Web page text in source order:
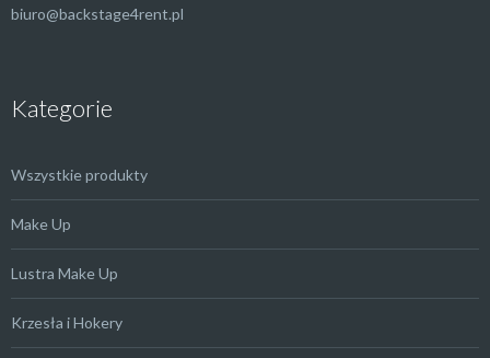
biuro@backstage4rent.pl
Kategorie
Wszystkie produkty
Make Up
Lustra Make Up
Krzesła i Hokery